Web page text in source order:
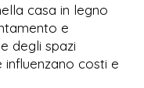
casa in legno
e
degli spazi
costi e